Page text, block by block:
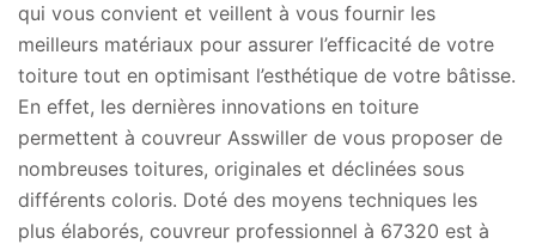
qui vous convient et veillent à vous fournir les
meilleurs matériaux pour assurer l’efficacité de votre
toiture tout en optimisant l’esthétique de votre bâtisse.
En effet, les dernières innovations en toiture
permettent à couvreur Asswiller de vous proposer de
nombreuses toitures, originales et déclinées sous
différents coloris. Doté des moyens techniques les
plus élaborés, couvreur professionnel à 67320 est à